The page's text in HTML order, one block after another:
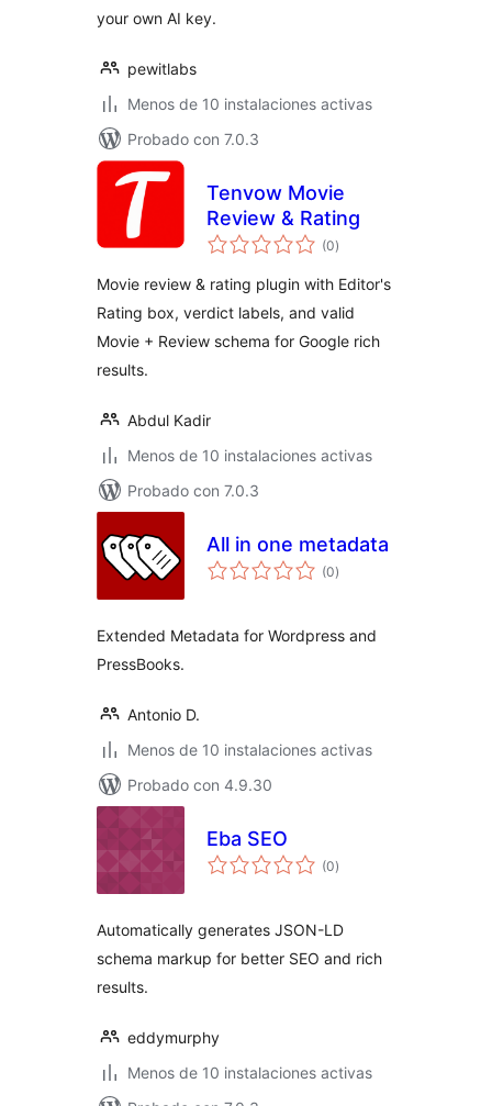
your own AI key.
pewitlabs
Menos de 10 instalaciones activas
Probado con 7.0.3
Tenvow Movie
Review & Rating
(0total
de
)
Movie review & rating plugin with Editor's
Rating box, verdict labels, and valid
Movie + Review schema for Google rich
results.
Abdul Kadir
Menos de 10 instalaciones activas
Probado con 7.0.3
All in one metadata
(0total
de
)
Extended Metadata for Wordpress and
PressBooks.
Antonio D.
Menos de 10 instalaciones activas
Probado con 4.9.30
Eba SEO
(0total
de
)
Automatically generates JSON-LD
schema markup for better SEO and rich
results.
eddymurphy
Menos de 10 instalaciones activas